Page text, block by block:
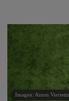
Imagen: Anton Vierietin